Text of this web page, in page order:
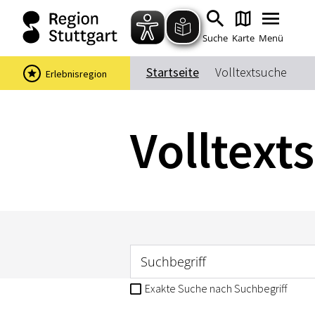
Suche Karte Menü
Startseite Volltextsuche
Erlebnisregion
Suchbegriff
Exakte Suche nach Suchbegriff